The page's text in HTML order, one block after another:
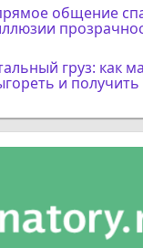
общение
груз: как
и